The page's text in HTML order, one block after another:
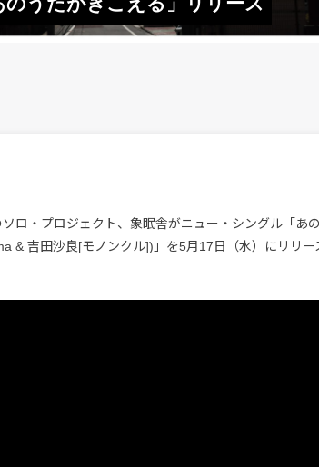
ソロ・プロジェクト、象眠舎がニュー・シングル「あ
& 吉田沙良[モノンクル])」を5月17日（水）にリリー